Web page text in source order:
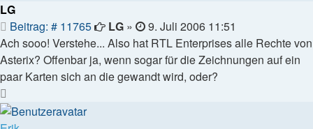
oben
LG
Beitrag: # 11765Beitrag
LG »
9. Juli 2006 11:51
Ach sooo! Verstehe... Also hat RTL Enterprises alle Rechte von
Asterix? Offenbar ja, wenn sogar für die Zeichnungen auf ein
paar Karten sich an die gewandt wird, oder?
oben